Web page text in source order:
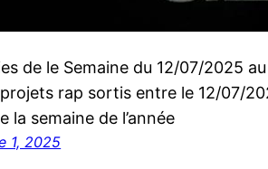
de le Semaine du 12/07/2025
rap sortis entre le 12/07/
la semaine de l’année
1, 2025